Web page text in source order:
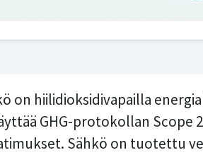
on hiilidioksidivapailla
GHG-protokollan Scope
Sähkö on tuotettu